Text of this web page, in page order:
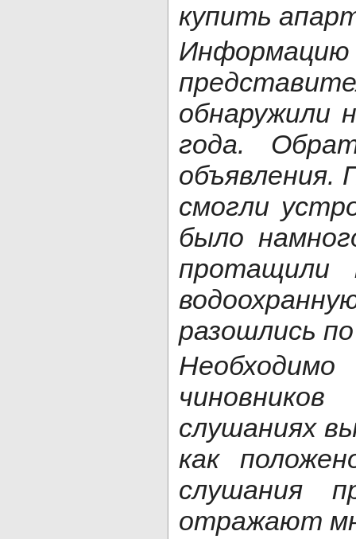
купить
обнаружили
года.
объявления.
смогли
было
протащили
разошлись
слушаниях
как
слушания
отражают